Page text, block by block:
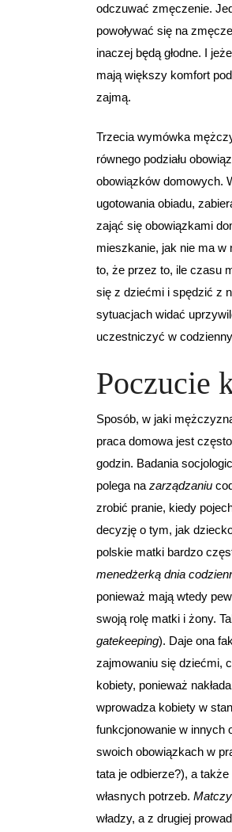
odczuwać zmęczenie.
powoływać się na
inaczej będą głodne. I
mają większy komfort
zajmą.
Trzecia wymówka
równego podziału
obowiązków domowych.
ugotowania obiadu,
zająć się obowiązkami
mieszkanie, jak nie ma w
to, że przez to, ile czasu
się z dziećmi i spędzić z
sytuacjach widać
uczestniczyć w
Poczucie
Sposób, w jaki
praca domowa jest
godzin. Badania
polega na zarządzaniu
zrobić pranie, kiedy
decyzję o tym, jak
polskie matki bardzo
menedżerką dnia
ponieważ mają wtedy
swoją rolę matki i żony.
gatekeeping). Daje ona
zajmowaniu się dziećmi,
kobiety, ponieważ
wprowadza kobiety w
funkcjonowanie w innych
swoich obowiązkach w
tata je odbierze?), a
własnych potrzeb.
władzy, a z drugiej